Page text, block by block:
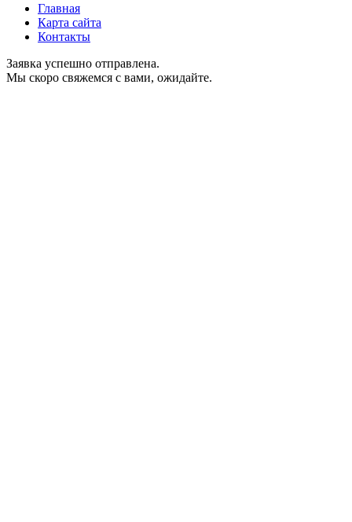
Главная
Карта сайта
Контакты
Заявка успешно отправлена.
Мы скоро свяжемся с вами, ожидайте.